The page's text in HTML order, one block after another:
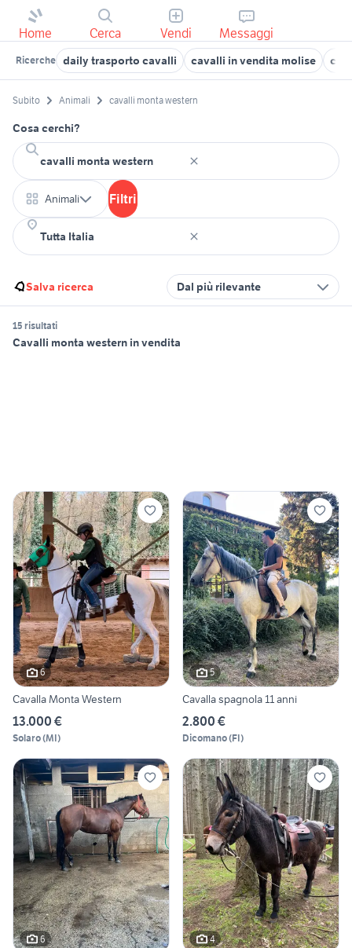
Home Cerca Vendi Messaggi
Ricerche daily trasporto cavalli cavalli in vendita molise
Subito Animali cavalli monta western
Cosa cerchi?
Animali Filtri
Salva ricerca Dal più rilevante
15 risultati
Cavalli monta western in vendita
6
Cavalla Monta Western
13.000 €
Solaro(MI)
5
Cavalla spagnola 11 anni
2.800 €
Dicomano(FI)
6 4